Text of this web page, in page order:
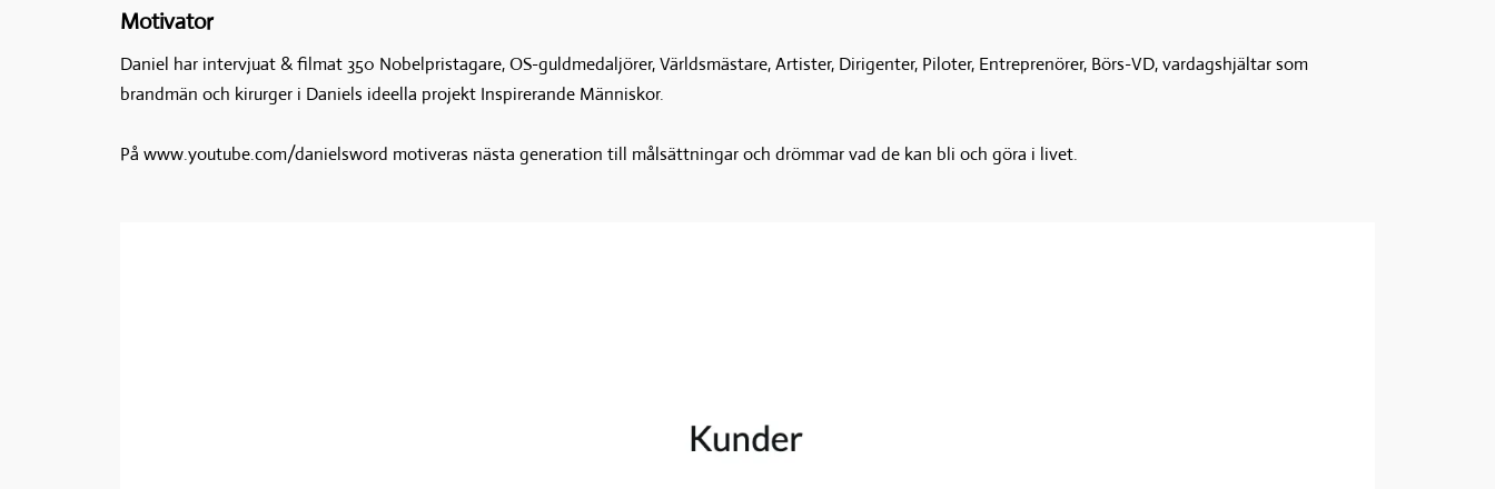
Motivator
Daniel har intervjuat & filmat 350 Nobelpristagare, OS-guldmedaljörer, Världsmästare, Artister, Dirigenter, Piloter, Entreprenörer, Börs-VD, vardagshjältar som
brandmän och kirurger i Daniels ideella projekt Inspirerande Människor.
På www.youtube.com/danielsword motiveras nästa generation till målsättningar och drömmar vad de kan bli och göra i livet.